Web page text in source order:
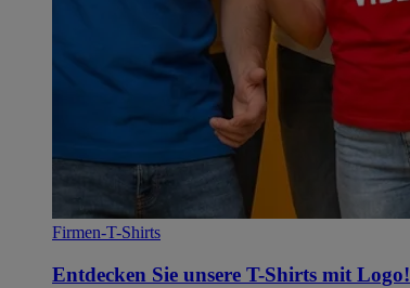
Firmen-T-Shirts
Entdecken Sie unsere T-Shirts mit Logo!